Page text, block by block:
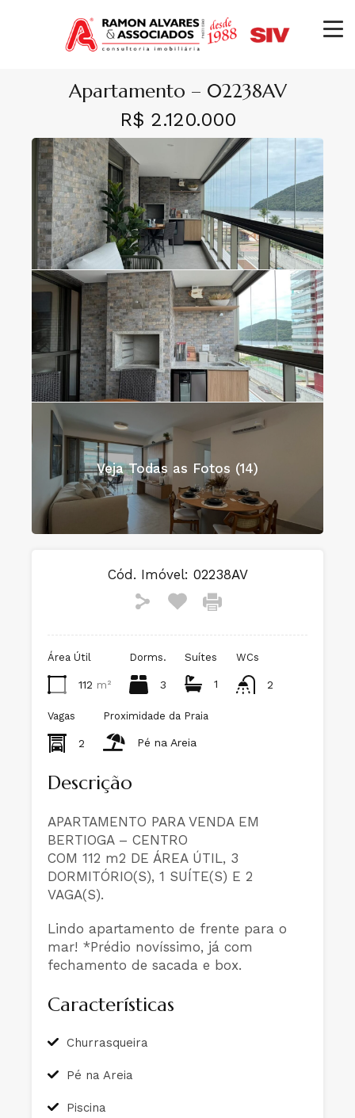
Apartamento – 02238AV
R$ 2.120.000
Veja Todas as Fotos (14)
Cód. Imóvel: 02238AV
Dorms.
3
WCs
2
Vagas
2
Área Útil
112 m²
Suítes
1
Proximidade da Praia
Pé na Areia
Descrição
APARTAMENTO PARA VENDA EM
BERTIOGA – CENTRO
COM 112 m2 DE ÁREA ÚTIL, 3
DORMITÓRIO(S), 1 SUÍTE(S) E 2
VAGA(S).
Lindo apartamento de frente para o
mar! *Prédio novíssimo, já com
fechamento de sacada e box.
Características
Churrasqueira
Pé na Areia
Piscina